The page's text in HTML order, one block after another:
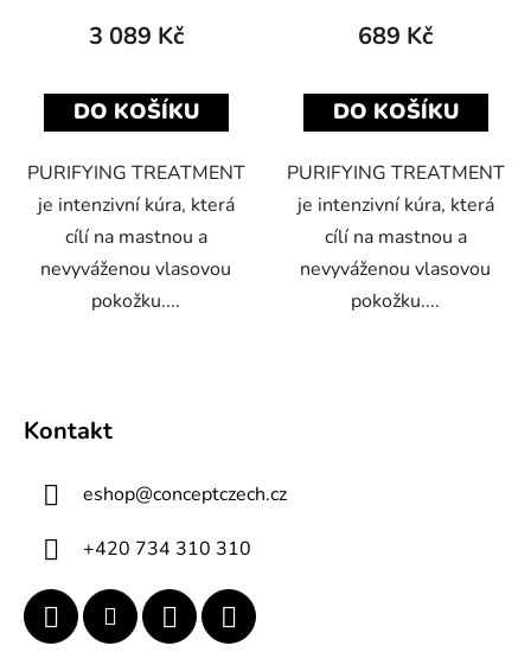
3 089 Kč
DO KOŠÍKU
PURIFYING TREATMENT
je intenzivní kúra, která
cílí na mastnou a
nevyváženou vlasovou
pokožku....
689 Kč
DO KOŠÍKU
PURIFYING TREATMENT
je intenzivní kúra, která
cílí na mastnou a
nevyváženou vlasovou
pokožku....
Kontakt
eshop@conceptczech.cz
+420 734 310 310